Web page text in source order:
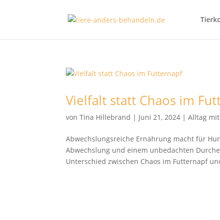
Vielfalt statt Chaos im
vonTina Hillebrand | Juni 21, 2024 |Alltag
Abwechslungsreiche Ernährung macht für
Abwechslung und einem unbedachten
Unterschied zwischen Chaos im Futternapf